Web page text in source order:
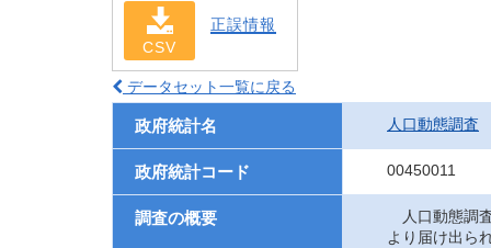
CSV
正誤情報
データセット一覧に戻る
政府統計名 人口動態調査
政府統計コード 00450011
調査の概要
人口動態調
より届け出ら